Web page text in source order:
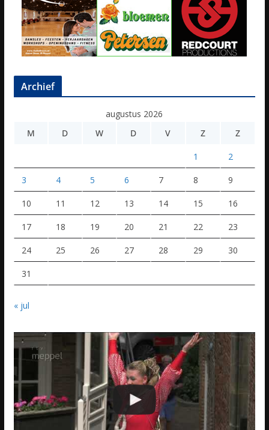
Archief
augustus 2026
M
D W D V Z Z
1 2
3 4 5 6 7 8 9
10 11 12 13 14 15 16
17 18 19 20 21 22 23
24 25 26 27 28 29 30
31
« jul